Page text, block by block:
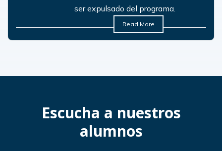
ser expulsado del programa.
Read More
Escucha a nuestros
alumnos